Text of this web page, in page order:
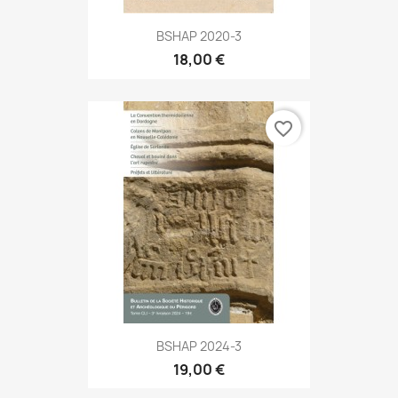
BSHAP 2020-3
18,00 €
BSHAP 2024-3
19,00 €
favorite_border